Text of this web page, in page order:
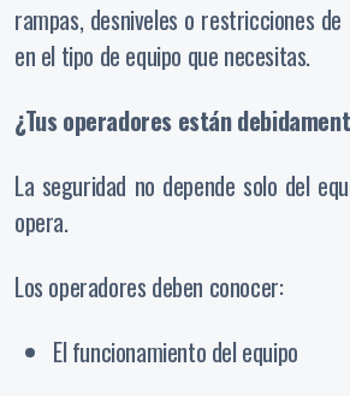
rampas, desniveles o restricciones
en el tipo de equipo que necesitas.
¿Tus operadores están
La seguridad no depende solo del
opera.
Los operadores deben conocer:
El funcionamiento del equipo